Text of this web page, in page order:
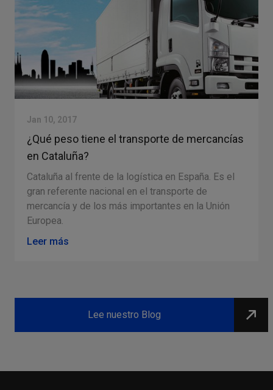
Jan 10, 2017
¿Qué peso tiene el transporte de mercancías
en Cataluña?
Cataluña al frente de la logística en España. Es el
gran referente nacional en el transporte de
mercancía y de los más importantes en la Unión
Europea.
Leer más
Lee nuestro Blog